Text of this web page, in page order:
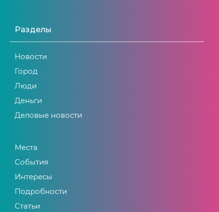
Разделы
Новости
Город
Люди
Деньги
Деловые новости
Места
События
Интересы
Подробности
Статьи